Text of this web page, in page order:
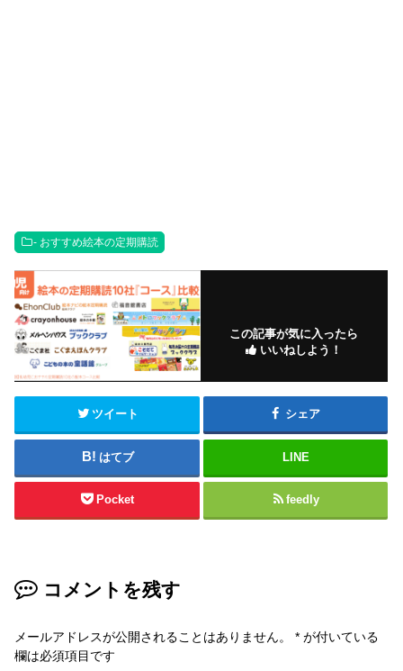
- おすすめ絵本の定期購読
この記事が気に入ったら
いいねしよう！
ツイート シェア
はてブ LINE
Pocket feedly
コメントを残す
メールアドレスが公開されることはありません。 * が付いている
欄は必須項目です